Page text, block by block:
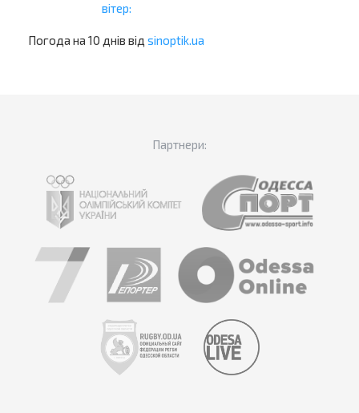
вітер:
Погода на 10 днів від sinoptik.ua
Партнери: